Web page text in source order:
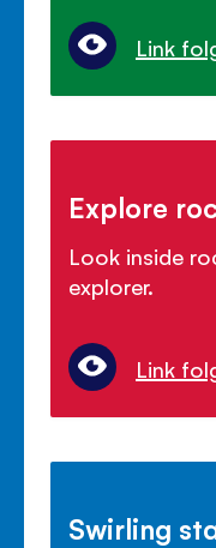
Link
Explore
Look inside
explorer.
Link
Swirling